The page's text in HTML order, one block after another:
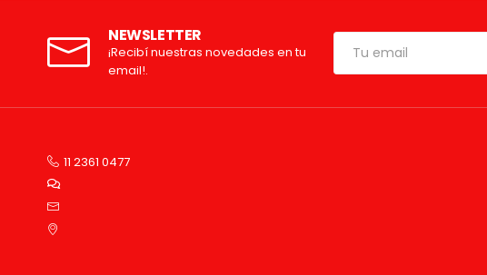
NEWSLETTER
¡Recibí nuestras novedades en tu
email!.
11 2361 0477